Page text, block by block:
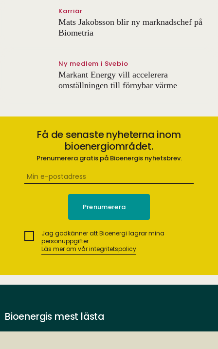
Karriär
Mats Jakobsson blir ny marknadschef på
Biometria
Ny medlem i Svebio
Markant Energy vill accelerera
omställningen till förnybar värme
Få de senaste nyheterna inom
bioenergiområdet.
Prenumerera gratis på Bioenergis nyhetsbrev.
Jag godkänner att Bioenergi lagrar mina
personuppgifter.
Läs mer om vår integritetspolicy
Bioenergis mest lästa